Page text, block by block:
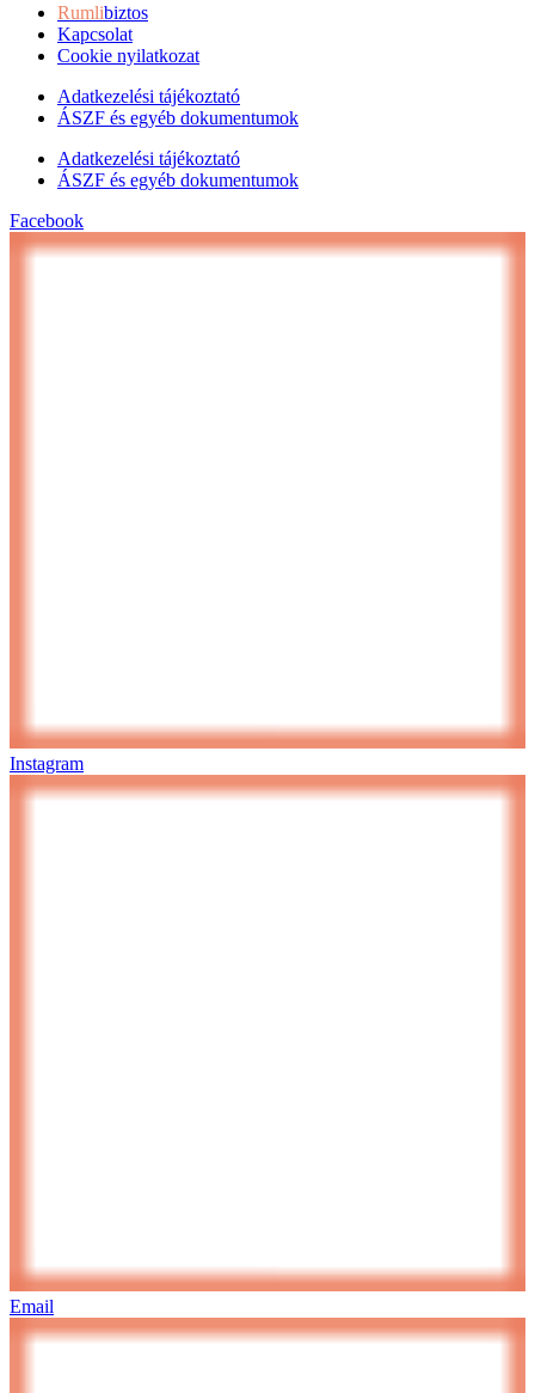
Rumlibiztos
Kapcsolat
Cookie nyilatkozat
Adatkezelési tájékoztató
ÁSZF és egyéb dokumentumok
Adatkezelési tájékoztató
ÁSZF és egyéb dokumentumok
Facebook
Instagram
Email